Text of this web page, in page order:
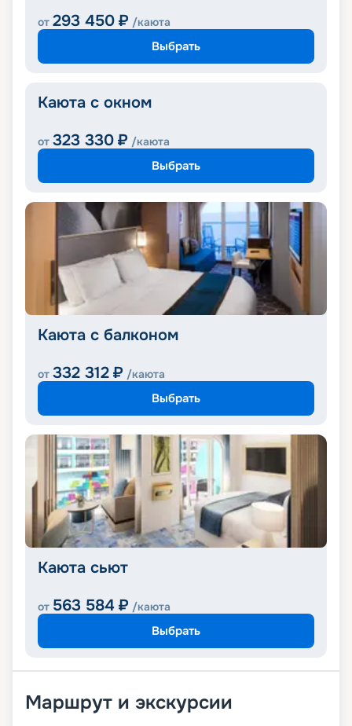
от 293 450 ₽ /каюта
Выбрать
Каюта с окном
от 323 330 ₽ /каюта
Выбрать
Каюта с балконом
от 332 312 ₽ /каюта
Выбрать
Каюта сьют
от 563 584 ₽ /каюта
Выбрать
Маршрут и экскурсии